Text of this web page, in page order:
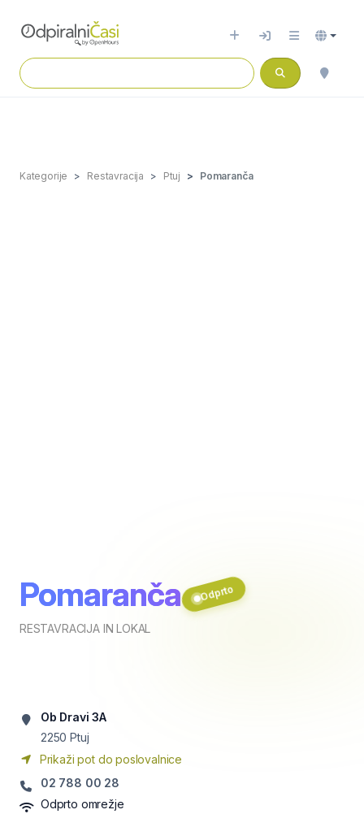
Kategorije Restavracija Ptuj Pomaranča
Pomaranča
RESTAVRACIJA IN LOKAL
Odprto
Ob Dravi 3A
2250 Ptuj
Prikaži pot do poslovalnice
02 788 00 28
Odprto omrežje